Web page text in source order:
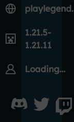
1.21.5-
1.21.11
Loading...